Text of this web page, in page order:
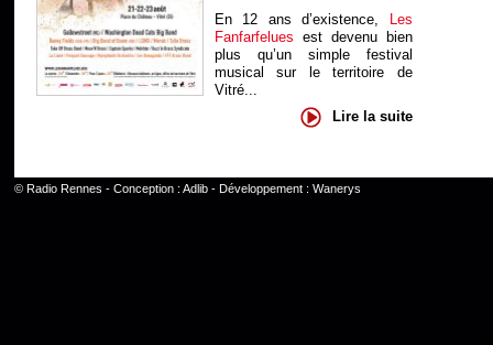
En 12 ans d’existence, Les
Fanfarfelues est devenu bien
plus qu’un simple festival
musical sur le territoire de
Vitré...
Lire la suite
© Radio Rennes - Conception : Adlib- Développement : Wanerys